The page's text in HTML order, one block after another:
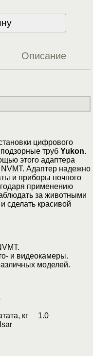
Описание
цифрового
труб Yukon.
этого адаптера
Адаптер надежно
и приборы ночного
применению
за животными
сделать красивой
и видеокамеры.
моделей.
кг 1.0